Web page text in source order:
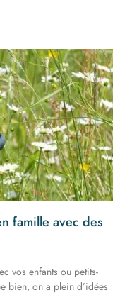
famille avec des
vos enfants ou petits-
bien, on a plein d’idées